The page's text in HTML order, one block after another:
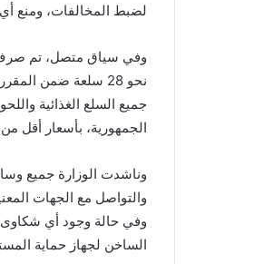
لضبط المخالفات، ومنع
نحو 28 سلعة ضمن
جميع السلع الغذائية
الجمهورية، بأسعار أقل من
وناشدت الوزارة جميع
والتواصل مع الجهات
وفي حالة وجود أي شكاوى
الساخن لجهاز حماية المستهلك